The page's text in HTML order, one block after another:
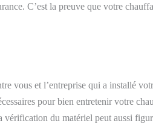
C’est la preuve que votre
vous et l’entreprise qui a installé
pour bien entretenir votre
du matériel peut aussi